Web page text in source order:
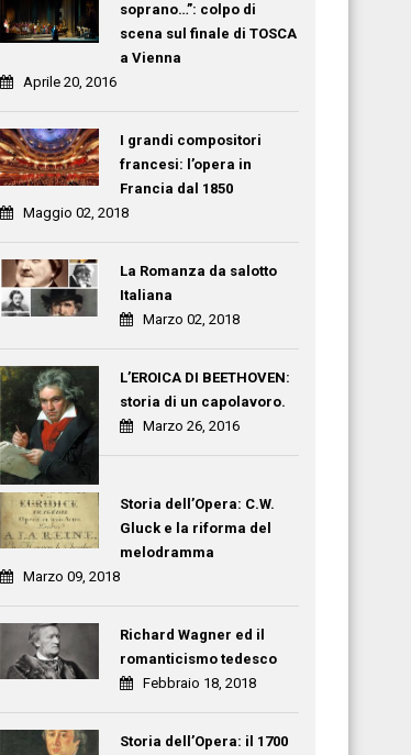
soprano…”: colpo di
scena sul finale di TOSCA
a Vienna
Aprile 20, 2016
I grandi compositori
francesi: l’opera in
Francia dal 1850
Maggio 02, 2018
La Romanza da salotto
Italiana
Marzo 02, 2018
L’EROICA DI BEETHOVEN:
storia di un capolavoro.
Marzo 26, 2016
Storia dell’Opera: C.W.
Gluck e la riforma del
melodramma
Marzo 09, 2018
Richard Wagner ed il
romanticismo tedesco
Febbraio 18, 2018
Storia dell’Opera: il 1700